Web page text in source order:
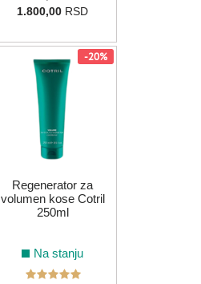
1.800,00RSD
-20%
Regenerator za
volumen kose Cotril
250ml
Na stanju